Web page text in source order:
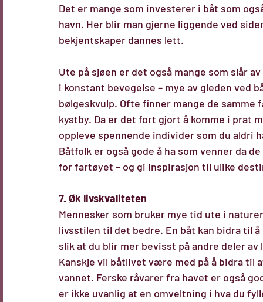
Det er mange som investerer i båt som
havn. Her blir man gjerne liggende ved
bekjentskaper dannes lett.
Ute på sjøen er det også mange som slår
i konstant bevegelse – mye av gleden ved
bølgeskvulp. Ofte finner mange de
kystby. Da er det fort gjort å komme i prat
oppleve spennende individer som du aldri
Båtfolk er også gode å ha som venner da
for fartøyet – og gi inspirasjon til ulike
7. Øk livskvaliteten
Mennesker som bruker mye tid ute i
livsstilen til det bedre. En båt kan bidra til
slik at du blir mer bevisst på andre deler
Kanskje vil båtlivet være med på å bidra til
vannet. Ferske råvarer fra havet er også
er ikke uvanlig at en omveltning i hva du